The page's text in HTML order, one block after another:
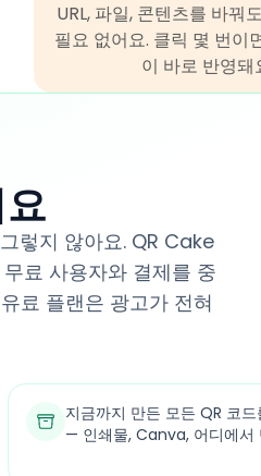
URL, 파일, 콘텐츠를 바꿔
필요 없어요. 클릭 몇 번이
이 바로 반영돼
렇지 않아요. QR Cake
료 사용자와 결제를 중
료 플랜은 광고가 전혀
지금까지 만든 모든 QR 코
— 인쇄물, Canva, 어디에서